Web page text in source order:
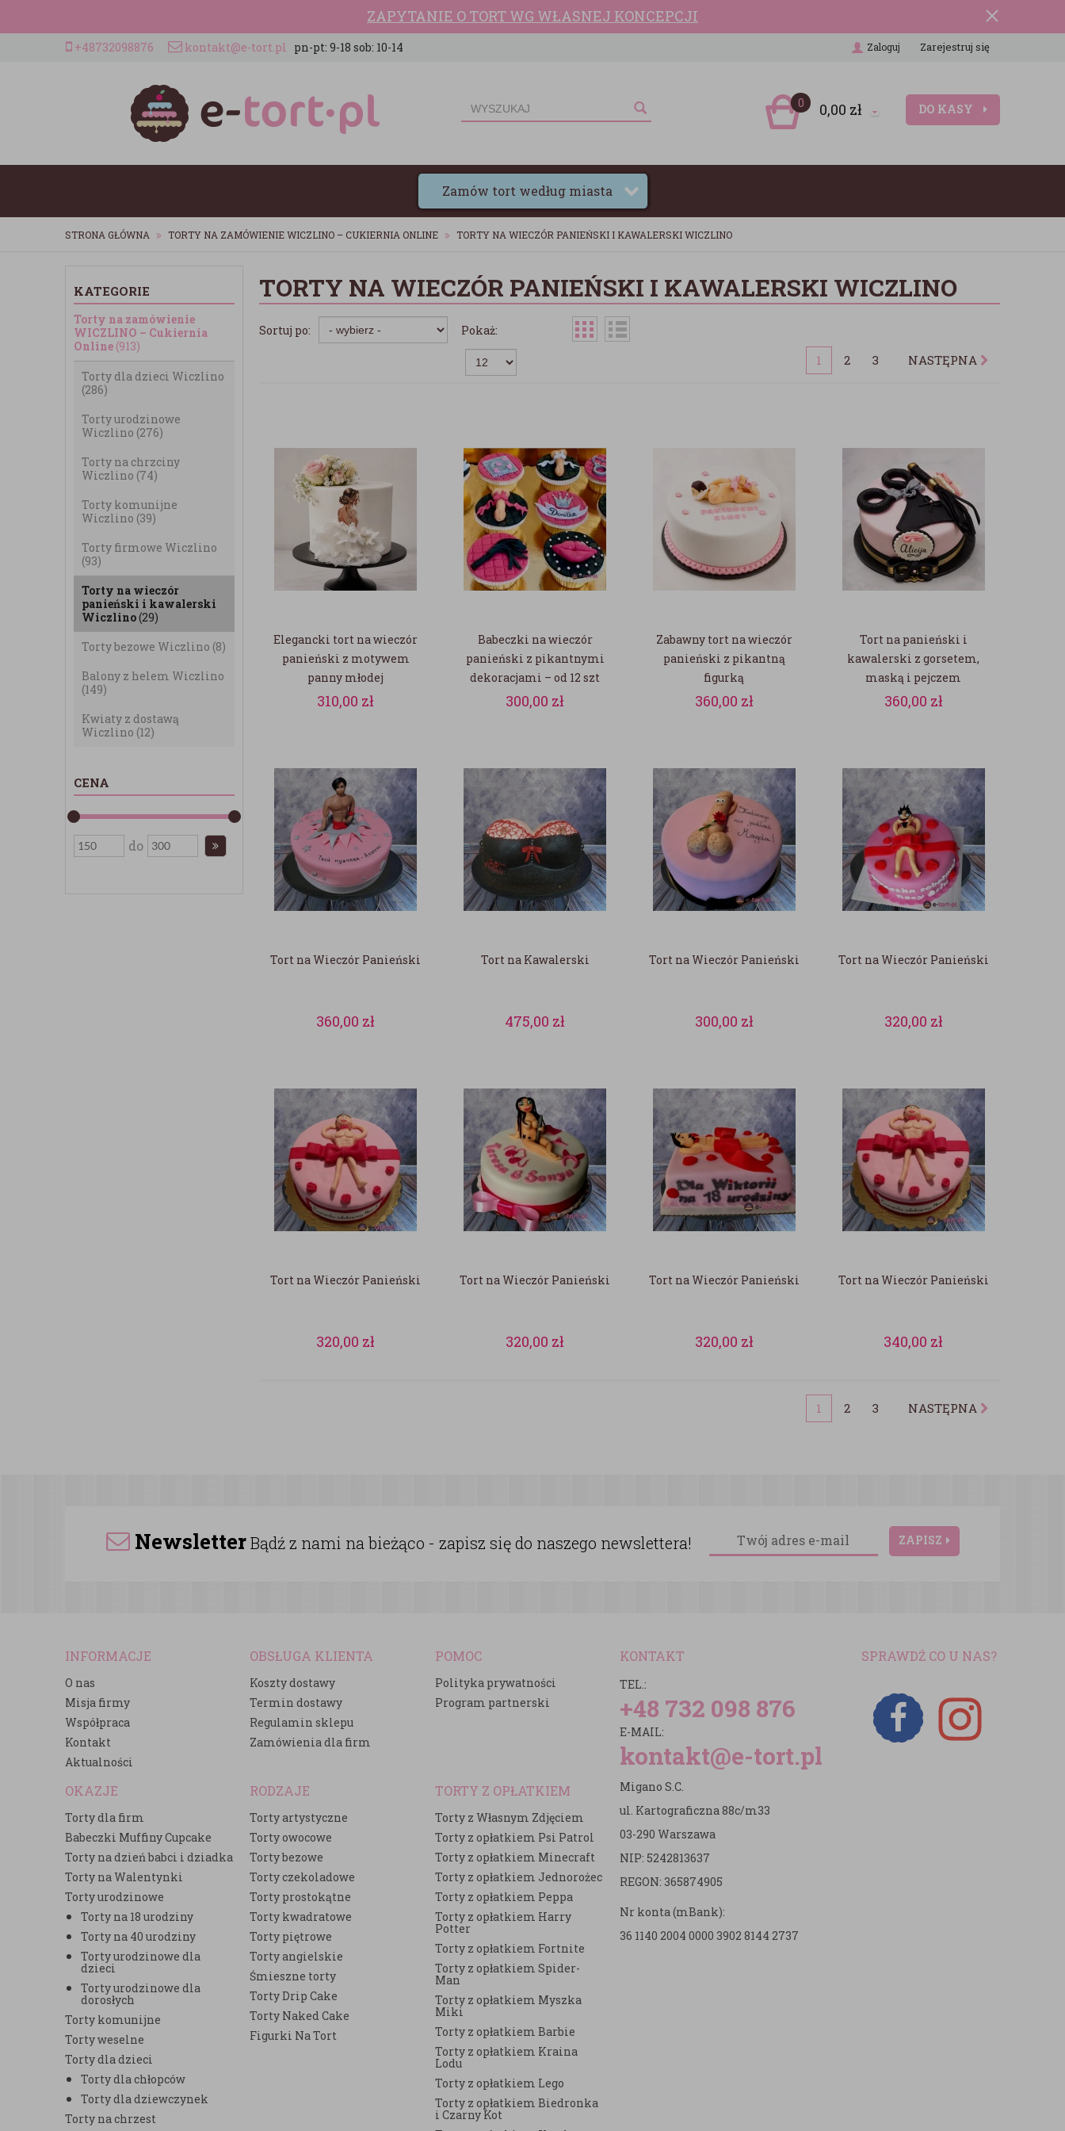
ZAPYTANIE O TORT WG WŁASNEJ KONCEPCJI
+48732098876 kontakt@e-tort.pl pn-pt: 9-18 sob: 10-14 Zaloguj Zarejestruj się
0 0,00 zł DO KASY
Zamów tort według miasta
STRONA GŁÓWNA TORTY NA ZAMÓWIENIE WICZLINO – CUKIERNIA ONLINE TORTY NA WIECZÓR PANIEŃSKI I KAWALERSKI WICZLINO
KATEGORIE
Torty na zamówienie
WICZLINO – Cukiernia
Online (913)
Torty dla dzieci Wiczlino
(286)
Torty urodzinowe
Wiczlino (276)
Torty na chrzciny
Wiczlino (74)
Torty komunijne
Wiczlino (39)
Torty firmowe Wiczlino
(93)
Torty na wieczór
panieński i kawalerski
Wiczlino(29)
Torty bezowe Wiczlino (8)
Balony z helem Wiczlino
(149)
Kwiaty z dostawą
Wiczlino (12)
CENA
do
TORTY NA WIECZÓR PANIEŃSKI I KAWALERSKI WICZLINO
Sortuj po: Pokaż:
1 2 3 NASTĘPNA
Elegancki tort na wieczór
panieński z motywem
panny młodej
310,00 zł
Babeczki na wieczór
panieński z pikantnymi
dekoracjami – od 12 szt
300,00 zł
Zabawny tort na wieczór
panieński z pikantną
figurką
360,00 zł
Tort na panieński i
kawalerski z gorsetem,
maską i pejczem
360,00 zł
Tort na Wieczór Panieński
360,00 zł
Tort na Kawalerski
475,00 zł
Tort na Wieczór Panieński
300,00 zł
Tort na Wieczór Panieński
320,00 zł
Tort na Wieczór Panieński
320,00 zł
Tort na Wieczór Panieński
320,00 zł
Tort na Wieczór Panieński
320,00 zł
Tort na Wieczór Panieński
340,00 zł
1 2 3 NASTĘPNA
NewsletterBądź z nami na bieżąco - zapisz się do naszego newslettera! ZAPISZ
INFORMACJE
O nas
Misja firmy
Współpraca
Kontakt
Aktualności
OBSŁUGA KLIENTA
Koszty dostawy
Termin dostawy
Regulamin sklepu
Zamówienia dla firm
POMOC
Polityka prywatności
Program partnerski
OKAZJE
Torty dla firm
Babeczki Muffiny Cupcake
Torty na dzień babci i dziadka
Torty na Walentynki
Torty urodzinowe
Torty na 18 urodziny
Torty na 40 urodziny
Torty urodzinowe dla
dzieci
Torty urodzinowe dla
dorosłych
Torty komunijne
Torty weselne
Torty dla dzieci
Torty dla chłopców
Torty dla dziewczynek
Torty na chrzest
RODZAJE
Torty artystyczne
Torty owocowe
Torty bezowe
Torty czekoladowe
Torty prostokątne
Torty kwadratowe
Torty piętrowe
Torty angielskie
Śmieszne torty
Torty Drip Cake
Torty Naked Cake
Figurki Na Tort
TORTY Z OPŁATKIEM
Torty z Własnym Zdjęciem
Torty z opłatkiem Psi Patrol
Torty z opłatkiem Minecraft
Torty z opłatkiem Jednorożec
Torty z opłatkiem Peppa
Torty z opłatkiem Harry
Potter
Torty z opłatkiem Fortnite
Torty z opłatkiem Spider-
Man
Torty z opłatkiem Myszka
Miki
Torty z opłatkiem Barbie
Torty z opłatkiem Kraina
Lodu
Torty z opłatkiem Lego
Torty z opłatkiem Biedronka
i Czarny Kot
KONTAKT
TEL.:
+48 732 098 876
E-MAIL:
kontakt@e-tort.pl
Migano S.C.
ul. Kartograficzna 88c/m33
03-290 Warszawa
NIP: 5242813637
REGON: 365874905
Nr konta (mBank):
36 1140 2004 0000 3902 8144 2737
SPRAWDŹ CO U NAS?